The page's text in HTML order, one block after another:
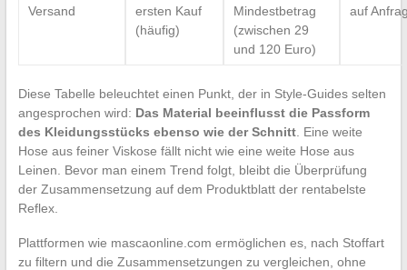
Versand
ersten Kauf
(häufig)
Mindestbetrag
(zwischen 29
und 120 Euro)
auf
Diese Tabelle beleuchtet einen Punkt, der in Style-Guides selten
angesprochen wird: Das Material beeinflusst die Passform
des Kleidungsstücks ebenso wie der Schnitt. Eine weite
Hose aus feiner Viskose fällt nicht wie eine weite Hose aus
Leinen. Bevor man einem Trend folgt, bleibt die Überprüfung
der Zusammensetzung auf dem Produktblatt der rentabelste
Reflex.
Plattformen wie mascaonline.com ermöglichen es, nach Stoffart
zu filtern und die Zusammensetzungen zu vergleichen, ohne